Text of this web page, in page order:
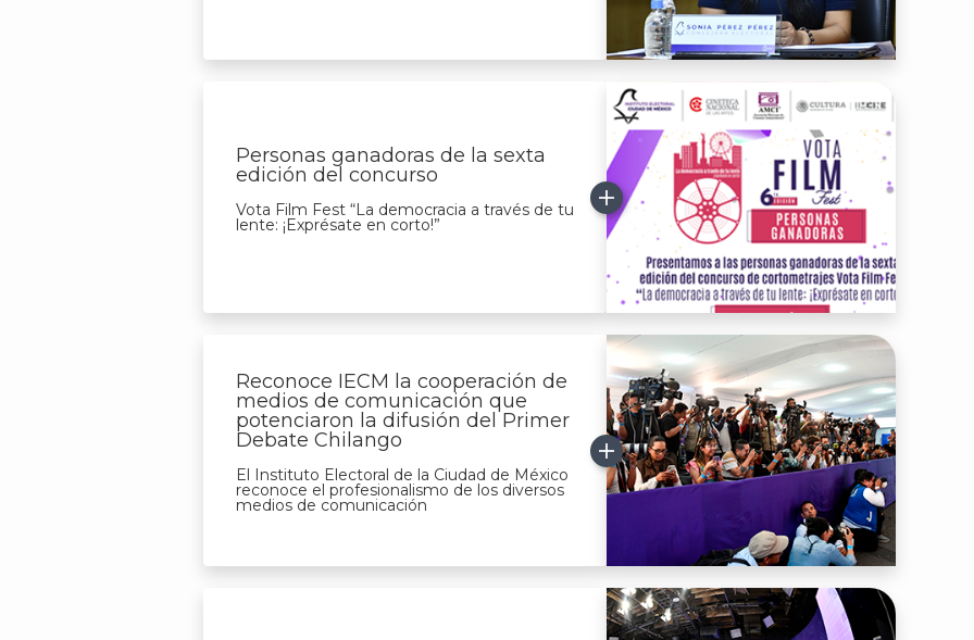
Personas ganadoras de la sexta
edición del concurso
Vota Film Fest “La democracia a través de tu
lente: ¡Exprésate en corto!”
Reconoce IECM la cooperación de
medios de comunicación que
potenciaron la difusión del Primer
Debate Chilango
El Instituto Electoral de la Ciudad de México
reconoce el profesionalismo de los diversos
medios de comunicación